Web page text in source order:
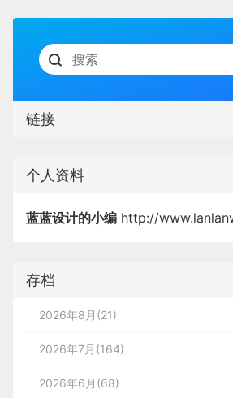
链接
个人资料
蓝蓝设计的小编 http://
存档
2026年8月(21)
2026年7月(164)
2026年6月(68)